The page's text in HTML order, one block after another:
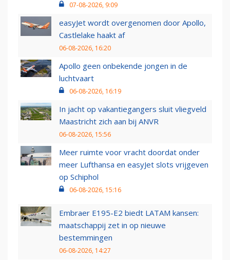
07-08-2026, 9:09
easyJet wordt overgenomen door Apollo,
Castlelake haakt af
06-08-2026, 16:20
Apollo geen onbekende jongen in de
luchtvaart
06-08-2026, 16:19
In jacht op vakantiegangers sluit vliegveld
Maastricht zich aan bij ANVR
06-08-2026, 15:56
Meer ruimte voor vracht doordat onder
meer Lufthansa en easyJet slots vrijgeven
op Schiphol
06-08-2026, 15:16
Embraer E195-E2 biedt LATAM kansen:
maatschappij zet in op nieuwe
bestemmingen
06-08-2026, 14:27